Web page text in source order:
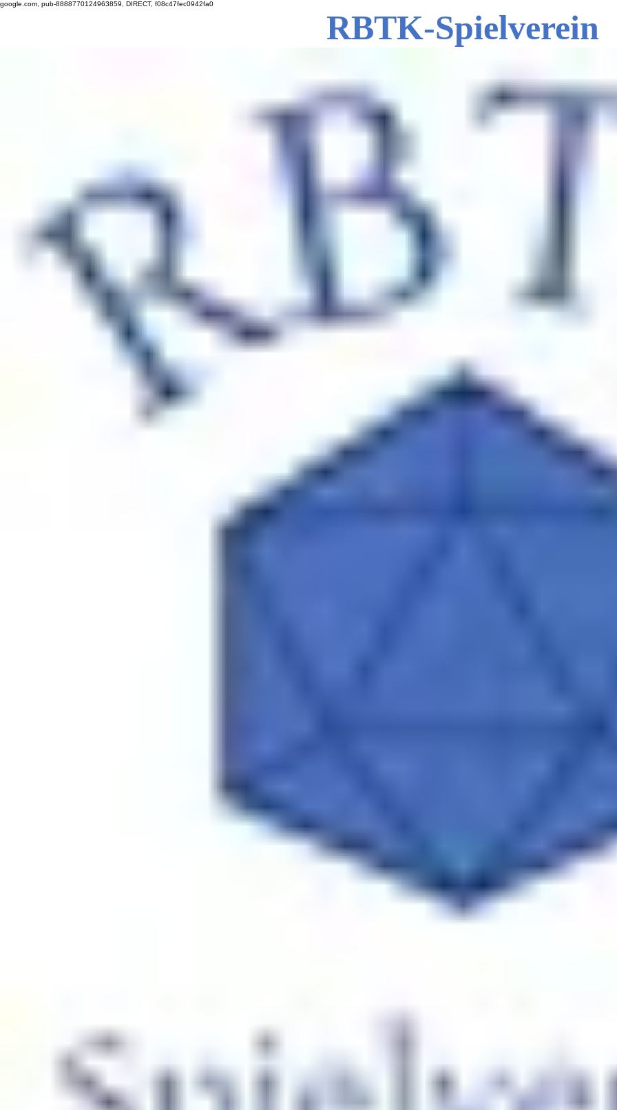
google.com, pub-8888770124963859, DIRECT, f08c47fec0942fa0
RBTK-Spielverein